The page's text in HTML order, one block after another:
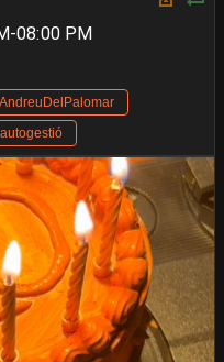
08:00 PM
autogestió